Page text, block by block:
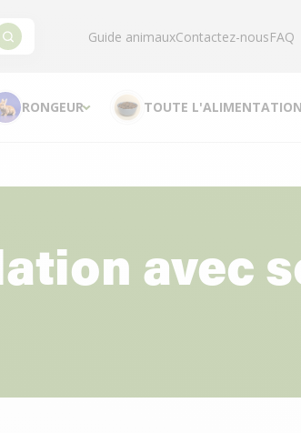
Guide animauxContactez-nousFAQ
RONGEUR TOUTE
avec